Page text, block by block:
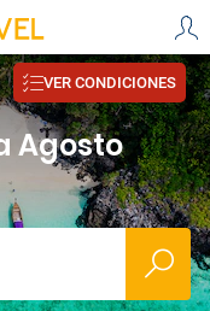
VER CONDICIONES
Agosto